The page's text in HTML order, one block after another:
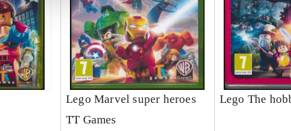
Lego Marvel super heroes
TT Games
Lego The